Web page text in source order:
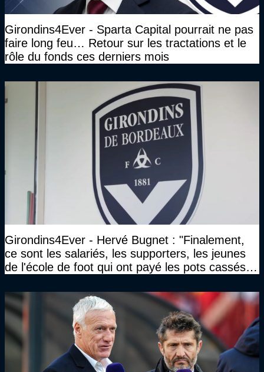
Girondins4Ever - Sparta Capital pourrait ne pas
faire long feu… Retour sur les tractations et le
rôle du fonds ces derniers mois
Girondins4Ever - Hervé Bugnet : "Finalement,
ce sont les salariés, les supporters, les jeunes
de l'école de foot qui ont payé les pots cassés